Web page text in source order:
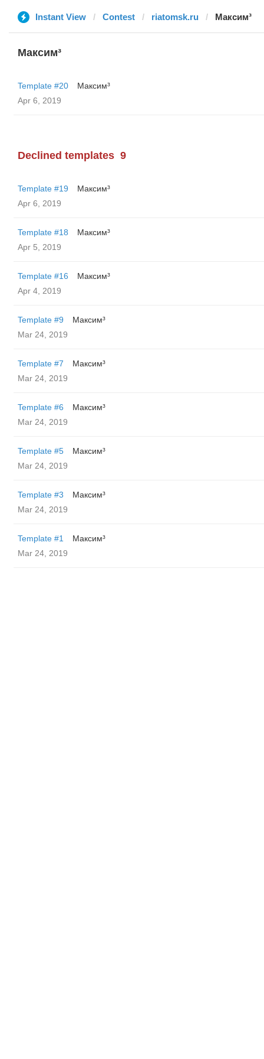
Instant View Contest riatomsk.ru Максим³
Максим³
Template #20
Максим³
Apr 6, 2019
Declined templates 9
Template #19
Максим³
Apr 6, 2019
Template #18
Максим³
Apr 5, 2019
Template #16
Максим³
Apr 4, 2019
Template #9
Максим³
Mar 24, 2019
Template #7
Максим³
Mar 24, 2019
Template #6
Максим³
Mar 24, 2019
Template #5
Максим³
Mar 24, 2019
Template #3
Максим³
Mar 24, 2019
Template #1
Максим³
Mar 24, 2019